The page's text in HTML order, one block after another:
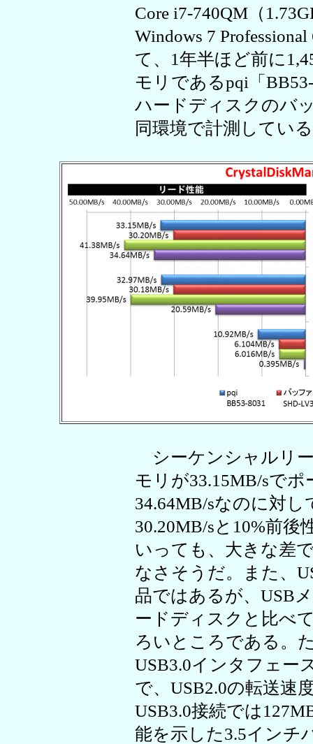
Core i7-740QM（
Windows 7
て、1年半ほど前に
モリであるpqi「
ハードディスクのバ
同環境で計測してい
シーケンシャルリ
モリが33.15MB/sで
34.64MB/sなのに対し
30.20MB/sと10%前
いっても、大きな差
なさそうだ。また、
品ではあるが、USB
ードディスクと比べ
ろいところである。
USB3.0インタフェー
で、USB2.0の転送速
USB3.0接続では
能を示した3.5インチ